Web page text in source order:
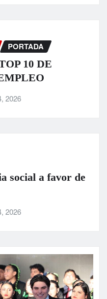
PORTADA
10 DE
2026
social a favor de
2026